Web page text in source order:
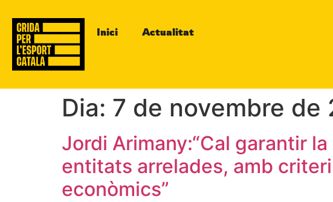
Inici Actualitat
Dia: 7 de novembre de
Jordi Arimany:“Cal garantir
entitats arrelades, amb
econòmics”